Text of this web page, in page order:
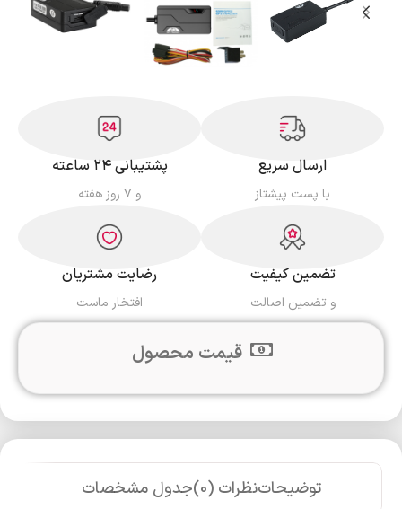
ارسال سریع
با پست پیشتاز
پشتیبانی ۲۴ ساعته
و ۷ روز هفته
تضمین کیفیت
و تضمین اصالت
رضایت مشتریان
افتخار ماست
قیمت محصول
توضیحاتنظرات (0) جدول مشخصات